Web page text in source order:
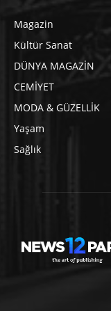
Magazin
Kültür Sanat
DÜNYA MAGAZİN
CEMİYET
MODA & GÜZELLİK
Yaşam
Sağlık